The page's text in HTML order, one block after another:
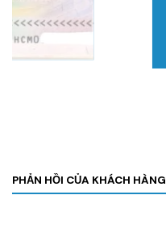
PHẢN HỒI CỦA KHÁCH HÀNG